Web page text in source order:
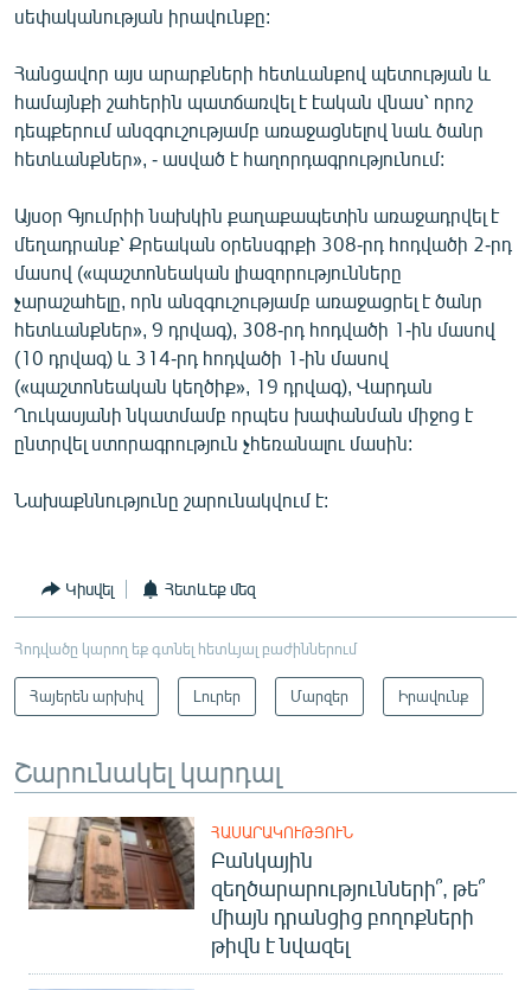
սեփականության իրավունքը:
Հանցավոր այս արարքների հետևանքով պետության և
համայնքի շահերին պատճառվել է էական վնաս՝ որոշ
դեպքերում անզգուշությամբ առաջացնելով նաև ծանր
հետևանքներ», - ասված է հաղորդագրությունում:
Այսօր Գյումրիի նախկին քաղաքապետին առաջադրվել է
մեղադրանք՝ Քրեական օրենսգրքի 308-րդ հոդվածի 2-րդ
մասով («պաշտոնեական լիազորությունները
չարաշահելը, որն անզգուշությամբ առաջացրել է ծանր
հետևանքներ», 9 դրվագ), 308-րդ հոդվածի 1-ին մասով
(10 դրվագ) և 314-րդ հոդվածի 1-ին մասով
(«պաշտոնեական կեղծիք», 19 դրվագ), Վարդան
Ղուկասյանի նկատմամբ որպես խափանման միջոց է
ընտրվել ստորագրություն չհեռանալու մասին:
Նախաքննությունը շարունակվում է:
Կիսվել Հետևեք մեզ
Հոդվածը կարող եք գտնել հետևյալ բաժիններում
Հայերեն արխիվ Լուրեր Մարզեր Իրավունք
Շարունակել կարդալ
ՀԱՍԱՐԱԿՈՒԹՅՈՒՆ
Բանկային
զեղծարարությունների՞, թե՞
միայն դրանցից բողոքների
թիվն է նվազել